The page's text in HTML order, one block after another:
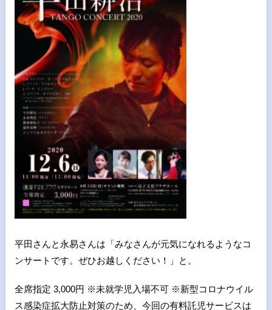
平田さんと永易さんは「みなさんが元気になれるようなコ
ンサートです。ぜひお越しください！」と。
全席指定 3,000円 ※未就学児入場不可 ※新型コロナウイル
ス感染症拡大防止対策のため、今回の有料託児サービスは